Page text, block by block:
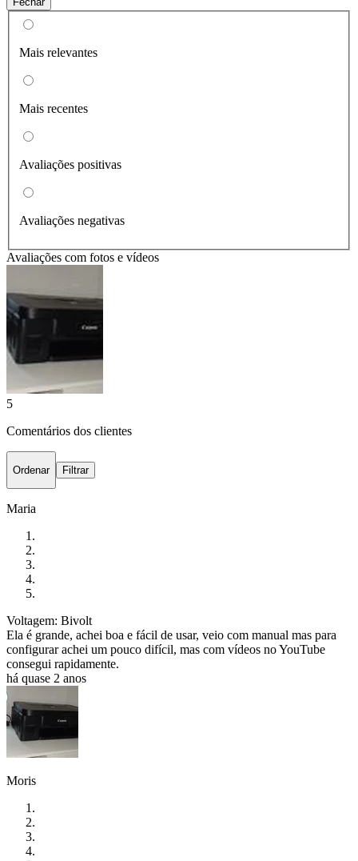
Mais relevantes
Mais recentes
Avaliações positivas
Avaliações negativas
Avaliações com fotos e vídeos
5
Comentários dos clientes
Ordenar Filtrar
Maria
Voltagem: Bivolt
Ela é grande, achei boa e fácil de usar, veio com manual mas para
configurar achei um pouco difícil, mas com vídeos no YouTube
consegui rapidamente.
há quase 2 anos
Moris